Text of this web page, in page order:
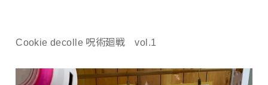
Cookie decolle 呪術廻戦 vol.1